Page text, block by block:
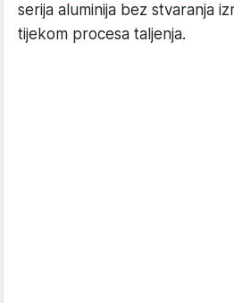
serija aluminija bez stvaranja
tijekom procesa taljenja.